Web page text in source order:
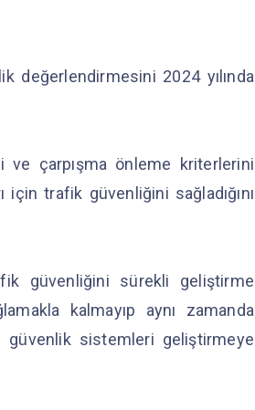
değerlendirmesini 2024 yılında
ve çarpışma önleme kriterlerini
için trafik güvenliğini sağladığını
güvenliğini sürekli geliştirme
kalmayıp aynı zamanda
güvenlik sistemleri geliştirmeye